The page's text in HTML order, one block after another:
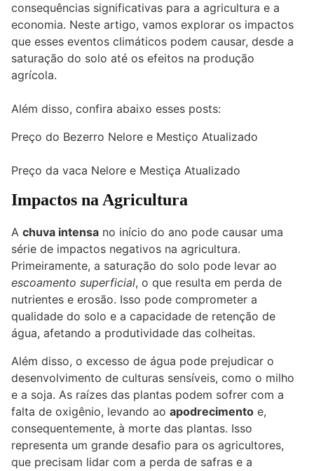
consequências significativas para a agricultura e a
economia. Neste artigo, vamos explorar os impactos
que esses eventos climáticos podem causar, desde a
saturação do solo até os efeitos na produção
agrícola.
Além disso, confira abaixo esses posts:
Preço do Bezerro Nelore e Mestiço Atualizado
Preço da vaca Nelore e Mestiça Atualizado
Impactos na Agricultura
A chuva intensa no início do ano pode causar uma
série de impactos negativos na agricultura.
Primeiramente, a saturação do solo pode levar ao
escoamento superficial, o que resulta em perda de
nutrientes e erosão. Isso pode comprometer a
qualidade do solo e a capacidade de retenção de
água, afetando a produtividade das colheitas.
Além disso, o excesso de água pode prejudicar o
desenvolvimento de culturas sensíveis, como o milho
e a soja. As raízes das plantas podem sofrer com a
falta de oxigênio, levando ao apodrecimento e,
consequentemente, à morte das plantas. Isso
representa um grande desafio para os agricultores,
que precisam lidar com a perda de safras e a